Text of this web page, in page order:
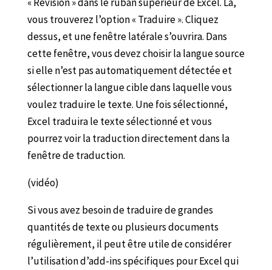
vous trouverez l’option « Traduire ». Cliquez
dessus, et une fenêtre latérale s’ouvrira. Dans
cette fenêtre, vous devez choisir la langue source
si elle n’est pas automatiquement détectée et
sélectionner la langue cible dans laquelle vous
voulez traduire le texte. Une fois sélectionné,
Excel traduira le texte sélectionné et vous
pourrez voir la traduction directement dans la
fenêtre de traduction.
(vidéo)
Si vous avez besoin de traduire de grandes
quantités de texte ou plusieurs documents
régulièrement, il peut être utile de considérer
l’utilisation d’add-ins spécifiques pour Excel qui